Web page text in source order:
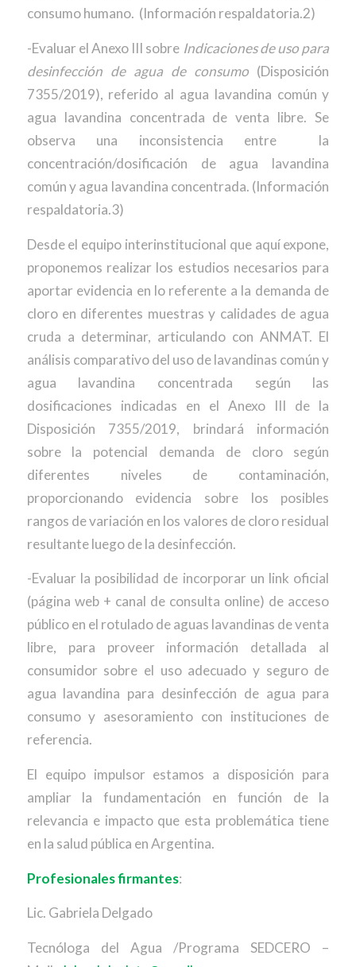
consumo humano. (Información respaldatoria.2)
-Evaluar el Anexo III sobre Indicaciones de uso para
desinfección de agua de consumo (Disposición
7355/2019), referido al agua lavandina común y
agua lavandina concentrada de venta libre. Se
observa una inconsistencia entre la
concentración/dosificación de agua lavandina
común y agua lavandina concentrada. (Información
respaldatoria.3)
Desde el equipo interinstitucional que aquí expone,
proponemos realizar los estudios necesarios para
aportar evidencia en lo referente a la demanda de
cloro en diferentes muestras y calidades de agua
cruda a determinar, articulando con ANMAT. El
análisis comparativo del uso de lavandinas común y
agua lavandina concentrada según las
dosificaciones indicadas en el Anexo III de la
Disposición 7355/2019, brindará información
sobre la potencial demanda de cloro según
diferentes niveles de contaminación,
proporcionando evidencia sobre los posibles
rangos de variación en los valores de cloro residual
resultante luego de la desinfección.
-Evaluar la posibilidad de incorporar un link oficial
(página web + canal de consulta online) de acceso
público en el rotulado de aguas lavandinas de venta
libre, para proveer información detallada al
consumidor sobre el uso adecuado y seguro de
agua lavandina para desinfección de agua para
consumo y asesoramiento con instituciones de
referencia.
El equipo impulsor estamos a disposición para
ampliar la fundamentación en función de la
relevancia e impacto que esta problemática tiene
en la salud pública en Argentina.
Profesionales firmantes:
Lic. Gabriela Delgado
Tecnóloga del Agua /Programa SEDCERO –